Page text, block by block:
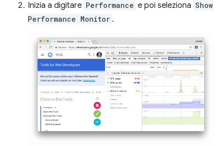
Inizia a digitare Performance e poi seleziona Show
Performance Monitor .